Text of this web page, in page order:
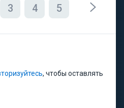
3 4 5
, чтобы оставлять